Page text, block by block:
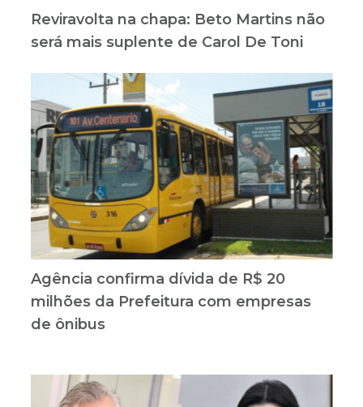
Reviravolta na chapa: Beto Martins não
será mais suplente de Carol De Toni
Agência confirma dívida de R$ 20
milhões da Prefeitura com empresas
de ônibus